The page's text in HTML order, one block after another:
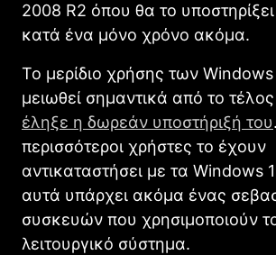
2008 R2 όπου θα το
κατά ένα μόνο χρόνο ακόμα.
Το μερίδιο χρήσης των Windows
μειωθεί σημαντικά από το
έληξε η δωρεάν υποστήριξή του
περισσότεροι χρήστες το έχουν
αντικαταστήσει με τα Windows
αυτά υπάρχει ακόμα ένας
συσκευών που χρησιμοποιούν
λειτουργικό σύστημα.